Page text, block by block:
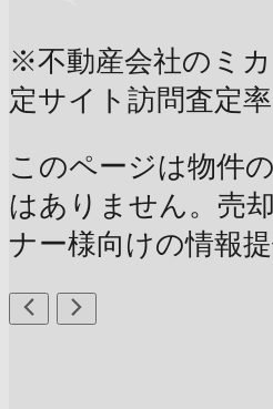
※不動産会社のミ
定サイト訪問査定
このページは物件
はありません。売
ナー様向けの情報